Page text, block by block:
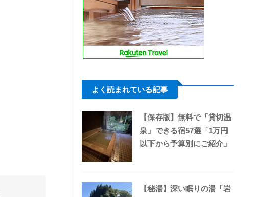
よく読まれている記事
【保存版】無料で「貸切温
泉」できる宿57選「1万円
以下から予算別にご紹介」
【秘湯】深い眠りの湯「岩